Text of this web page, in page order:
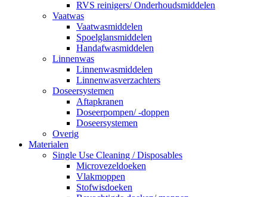
RVS reinigers/ Onderhoudsmiddelen
Vaatwas
Vaatwasmiddelen
Spoelglansmiddelen
Handafwasmiddelen
Linnenwas
Linnenwasmiddelen
Linnenwasverzachters
Doseersystemen
Aftapkranen
Doseerpompen/ -doppen
Doseersystemen
Overig
Materialen
Single Use Cleaning / Disposables
Microvezeldoeken
Vlakmoppen
Stofwisdoeken